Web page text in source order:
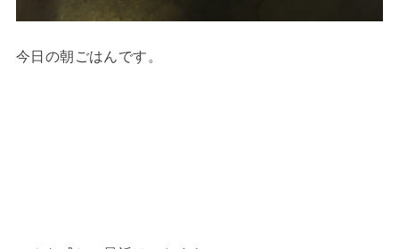
今日の朝ごはんです。